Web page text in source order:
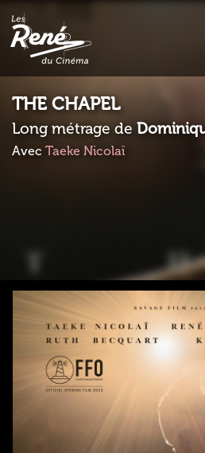
THE CHAPEL
Long métrage de
Avec Taeke Nicolaï